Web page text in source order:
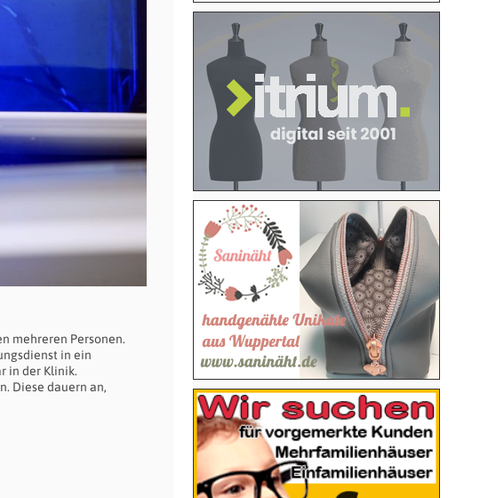
mehreren Personen.
in ein
in der Klinik.
Diese dauern an,